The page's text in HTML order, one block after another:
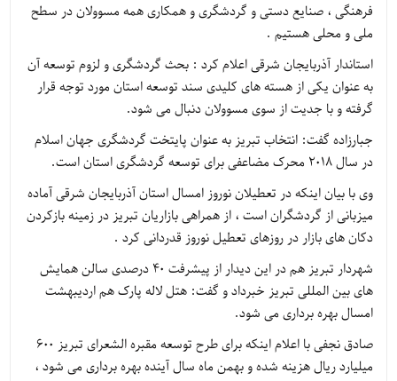
فرهنگی ، صنایع دستی و گردشگری و همکاری همه مسوولان در سطح
ملی و محلی هستیم .
استاندار آذربایجان شرقی اعلام کرد : بحث گردشگری و لزوم توسعه آن
به عنوان یکی از هسته های کلیدی سند توسعه استان مورد توجه قرار
گرفته و با جدیت از سوی مسوولان دنبال می شود.
جبارزاده گفت: انتخاب تبریز به عنوان پایتخت گردشگری جهان اسلام
در سال 2018 محرک مضاعفی برای توسعه گردشگری استان است.
وی با بیان اینکه در تعطیلان نوروز امسال استان آذربایجان شرقی آماده
میزبانی از گردشگران است ، از همراهی بازاریان تبریز در زمینه بازکردن
دکان های بازار در روزهای تعطیل نوروز قدردانی کرد .
شهردار تبریز هم در این دیدار از پیشرفت 40 درصدی سالن همایش
های بین المللی تبریز خبرداد و گفت: هتل لاله پارک هم اردیبهشت
امسال بهره برداری می شود.
صادق نجفی با اعلام اینکه برای طرح توسعه مقبره الشعرای تبریز 600
میلیارد ریال هزینه شده و بهمن ماه سال آینده بهره برداری می شود ،